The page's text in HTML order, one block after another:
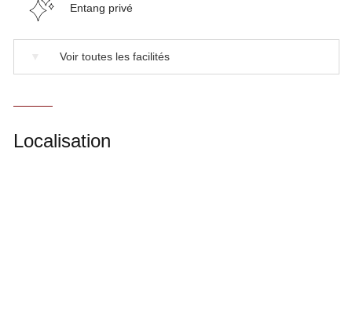
Entang privé
Voir toutes les facilités
Localisation